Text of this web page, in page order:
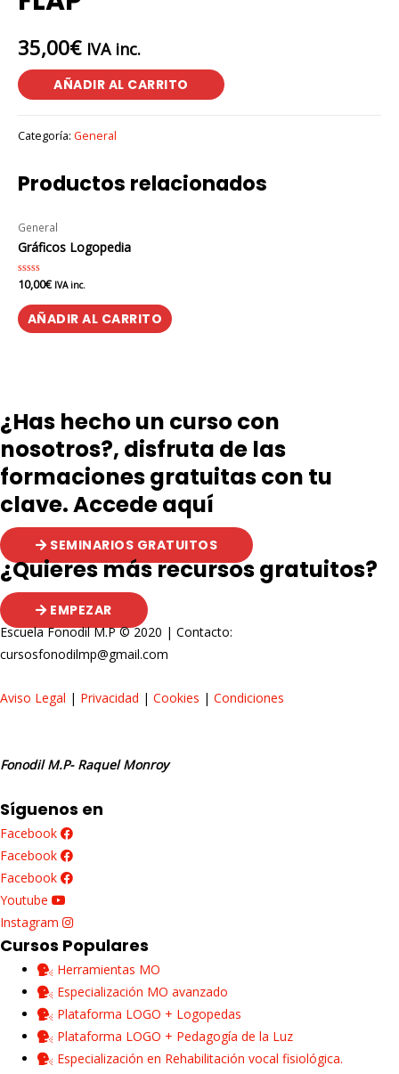
35,00€ IVA inc.
AÑADIR AL CARRITO
Categoría: General
Productos relacionados
General
Gráficos Logopedia
Valorado
de
5
10,00€ IVA inc.
AÑADIR AL CARRITO
¿Has hecho un curso con
nosotros?, disfruta de las
formaciones gratuitas con tu
clave. Accede aquí
SEMINARIOS GRATUITOS
¿Quieres más recursos gratuitos?
EMPEZAR
Escuela Fonodil M.P © 2020 | Contacto:
cursosfonodilmp@gmail.com
Aviso Legal | Privacidad | Cookies | Condiciones
Fonodil M.P- Raquel Monroy
Síguenos en
Facebook
Facebook
Facebook
Youtube
Instagram
Cursos Populares
Herramientas MO
Especialización MO avanzado
Plataforma LOGO + Logopedas
Plataforma LOGO + Pedagogía de la Luz
Especialización en Rehabilitación vocal fisiológica.